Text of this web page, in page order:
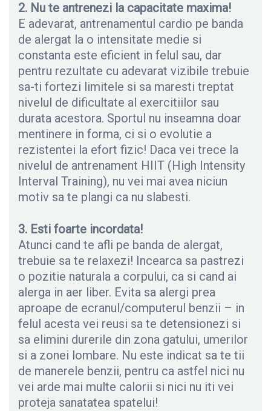
2. Nu te antrenezi la capacitate maxima!
E adevarat, antrenamentul cardio pe banda
de alergat la o intensitate medie si
constanta este eficient in felul sau, dar
pentru rezultate cu adevarat vizibile trebuie
sa-ti fortezi limitele si sa maresti treptat
nivelul de dificultate al exercitiilor sau
durata acestora. Sportul nu inseamna doar
mentinere in forma, ci si o evolutie a
rezistentei la efort fizic! Daca vei trece la
nivelul de antrenament HIIT (High Intensity
Interval Training), nu vei mai avea niciun
motiv sa te plangi ca nu slabesti.
3. Esti foarte incordata!
Atunci cand te afli pe banda de alergat,
trebuie sa te relaxezi! Incearca sa pastrezi
o pozitie naturala a corpului, ca si cand ai
alerga in aer liber. Evita sa alergi prea
aproape de ecranul/computerul benzii – in
felul acesta vei reusi sa te detensionezi si
sa elimini durerile din zona gatului, umerilor
si a zonei lombare. Nu este indicat sa te tii
de manerele benzii, pentru ca astfel nici nu
vei arde mai multe calorii si nici nu iti vei
proteja sanatatea spatelui!